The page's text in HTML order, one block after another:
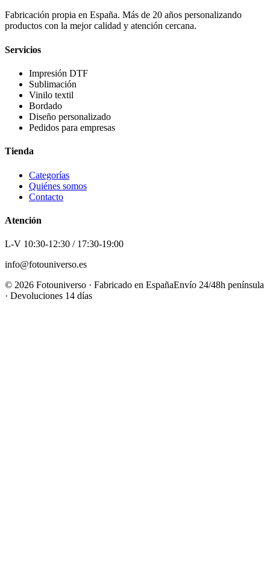
Fabricación propia en España. Más de 20 años personalizando
productos con la mejor calidad y atención cercana.
Servicios
Impresión DTF
Sublimación
Vinilo textil
Bordado
Diseño personalizado
Pedidos para empresas
Tienda
Categorías
Quiénes somos
Contacto
Atención
L-V 10:30-12:30 / 17:30-19:00
info@fotouniverso.es
© 2026 Fotouniverso · Fabricado en EspañaEnvío 24/48h península
· Devoluciones 14 días